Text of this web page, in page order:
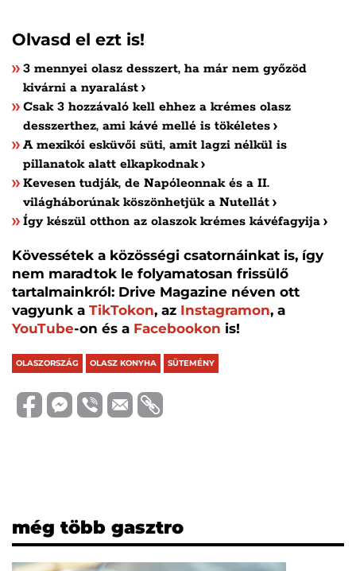
Olvasd el ezt is!
3 mennyei olasz desszert, ha már nem győzöd
kivárni a nyaralást
Csak 3 hozzávaló kell ehhez a krémes olasz
desszerthez, ami kávé mellé is tökéletes
A mexikói esküvői süti, amit lagzi nélkül is
pillanatok alatt elkapkodnak
Kevesen tudják, de Napóleonnak és a II.
világháborúnak köszönhetjük a Nutellát
Így készül otthon az olaszok krémes kávéfagyija
Kövessétek a közösségi csatornáinkat is, így
nem maradtok le folyamatosan frissülő
tartalmainkról: Drive Magazine néven ott
vagyunk a TikTokon, az Instagramon, a
YouTube-on és a Facebookon is!
OLASZORSZÁG OLASZ KONYHA SÜTEMÉNY
még több gasztro